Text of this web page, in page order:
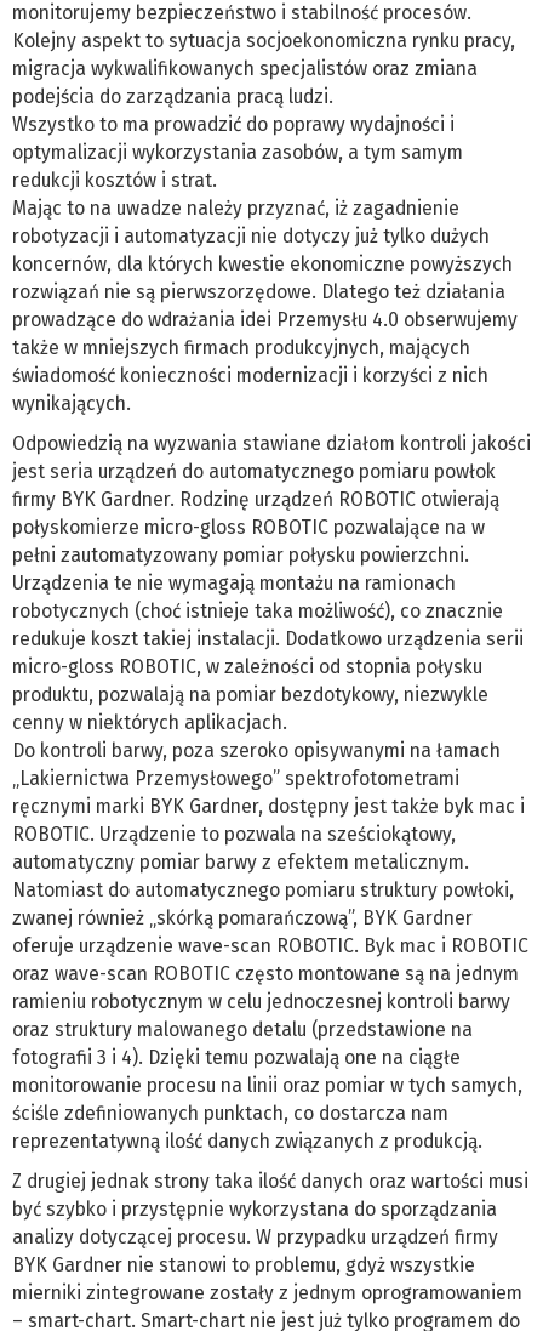
monitorujemy bezpieczeństwo i stabilność procesów.
Kolejny aspekt to sytuacja socjoekonomiczna rynku pracy,
migracja wykwalifikowanych specjalistów oraz zmiana
podejścia do zarządzania pracą ludzi.
Wszystko to ma prowadzić do poprawy wydajności i
optymalizacji wykorzystania zasobów, a tym samym
redukcji kosztów i strat.
Mając to na uwadze należy przyznać, iż zagadnienie
robotyzacji i automatyzacji nie dotyczy już tylko dużych
koncernów, dla których kwestie ekonomiczne powyższych
rozwiązań nie są pierwszorzędowe. Dlatego też działania
prowadzące do wdrażania idei Przemysłu 4.0 obserwujemy
także w mniejszych firmach produkcyjnych, mających
świadomość konieczności modernizacji i korzyści z nich
wynikających.
Odpowiedzią na wyzwania stawiane działom kontroli jakości
jest seria urządzeń do automatycznego pomiaru powłok
firmy BYK Gardner. Rodzinę urządzeń ROBOTIC otwierają
połyskomierze micro-gloss ROBOTIC pozwalające na w
pełni zautomatyzowany pomiar połysku powierzchni.
Urządzenia te nie wymagają montażu na ramionach
robotycznych (choć istnieje taka możliwość), co znacznie
redukuje koszt takiej instalacji. Dodatkowo urządzenia serii
micro-gloss ROBOTIC, w zależności od stopnia połysku
produktu, pozwalają na pomiar bezdotykowy, niezwykle
cenny w niektórych aplikacjach.
Do kontroli barwy, poza szeroko opisywanymi na łamach
„Lakiernictwa Przemysłowego” spektrofotometrami
ręcznymi marki BYK Gardner, dostępny jest także byk mac i
ROBOTIC. Urządzenie to pozwala na sześciokątowy,
automatyczny pomiar barwy z efektem metalicznym.
Natomiast do automatycznego pomiaru struktury powłoki,
zwanej również „skórką pomarańczową”, BYK Gardner
oferuje urządzenie wave-scan ROBOTIC. Byk mac i ROBOTIC
oraz wave-scan ROBOTIC często montowane są na jednym
ramieniu robotycznym w celu jednoczesnej kontroli barwy
oraz struktury malowanego detalu (przedstawione na
fotografii 3 i 4). Dzięki temu pozwalają one na ciągłe
monitorowanie procesu na linii oraz pomiar w tych samych,
ściśle zdefiniowanych punktach, co dostarcza nam
reprezentatywną ilość danych związanych z produkcją.
Z drugiej jednak strony taka ilość danych oraz wartości musi
być szybko i przystępnie wykorzystana do sporządzania
analizy dotyczącej procesu. W przypadku urządzeń firmy
BYK Gardner nie stanowi to problemu, gdyż wszystkie
mierniki zintegrowane zostały z jednym oprogramowaniem
– smart-chart. Smart-chart nie jest już tylko programem do